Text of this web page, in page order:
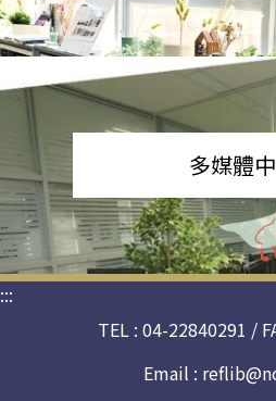
多媒體
:::
TEL : 04-22840291 /
Email :